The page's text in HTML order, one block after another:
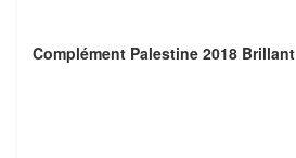
Complément Palestine 2018 Brillant